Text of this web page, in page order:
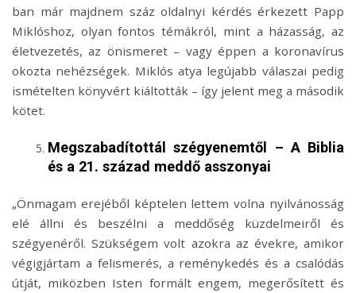
ban már majdnem száz oldalnyi kérdés érkezett Papp
Miklóshoz, olyan fontos témákról, mint a házasság, az
életvezetés, az önismeret – vagy éppen a koronavírus
okozta nehézségek. Miklós atya legújabb válaszai pedig
ismételten könyvért kiáltották – így jelent meg a második
kötet.
Megszabadítottál szégyenemtől – A Biblia
és a 21. század meddő asszonyai
„Önmagam erejéből képtelen lettem volna nyilvánosság
elé állni és beszélni a meddőség küzdelmeiről és
szégyenéről. Szükségem volt azokra az évekre, amikor
végigjártam a felismerés, a reménykedés és a csalódás
útját, miközben Isten formált engem, megerősített és